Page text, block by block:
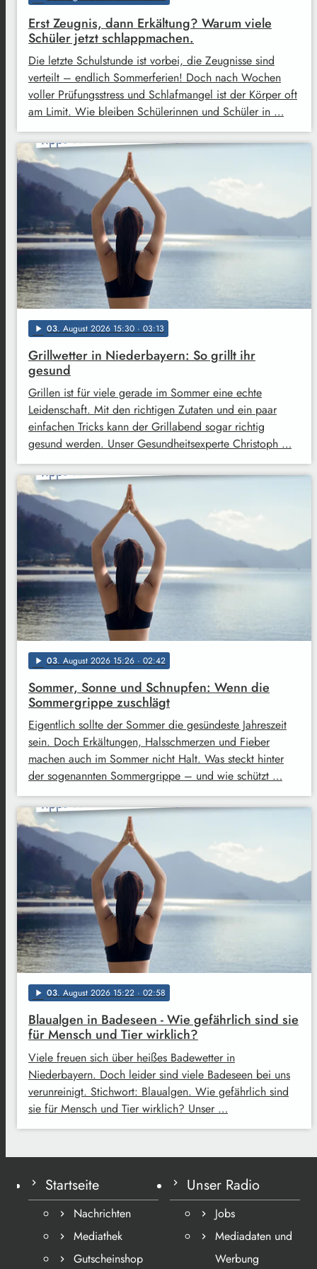
Erst Zeugnis, dann Erkältung? Warum viele
Schüler jetzt schlappmachen.
Die letzte Schulstunde ist vorbei, die Zeugnisse sind
verteilt – endlich Sommerferien! Doch nach Wochen
voller Prüfungsstress und Schlafmangel ist der Körper oft
am Limit. Wie bleiben Schülerinnen und Schüler in …
play_arrow 03. August 2026 15:30 · 03:13
Grillwetter in Niederbayern: So grillt ihr
gesund
Grillen ist für viele gerade im Sommer eine echte
Leidenschaft. Mit den richtigen Zutaten und ein paar
einfachen Tricks kann der Grillabend sogar richtig
gesund werden. Unser Gesundheitsexperte Christoph …
play_arrow 03. August 2026 15:26 · 02:42
Sommer, Sonne und Schnupfen: Wenn die
Sommergrippe zuschlägt
Eigentlich sollte der Sommer die gesündeste Jahreszeit
sein. Doch Erkältungen, Halsschmerzen und Fieber
machen auch im Sommer nicht Halt. Was steckt hinter
der sogenannten Sommergrippe – und wie schützt …
play_arrow 03. August 2026 15:22 · 02:58
Blaualgen in Badeseen - Wie gefährlich sind sie
für Mensch und Tier wirklich?
Viele freuen sich über heißes Badewetter in
Niederbayern. Doch leider sind viele Badeseen bei uns
verunreinigt. Stichwort: Blaualgen. Wie gefährlich sind
sie für Mensch und Tier wirklich? Unser …
Startseite
Nachrichten
Mediathek
Gutscheinshop
Unser Radio
Jobs
Mediadaten und
Werbung